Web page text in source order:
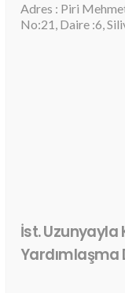
Adres : Piri
No:21, Daire :6,
İst. Uzunyayla
Yardımlaşma